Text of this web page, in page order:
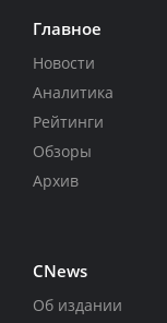
Главное
Новости
Аналитика
Рейтинги
Обзоры
Архив
CNews
Об издании